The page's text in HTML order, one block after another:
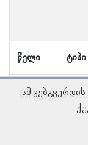
წელი ტიპი
ნაჩვენებია
ამ